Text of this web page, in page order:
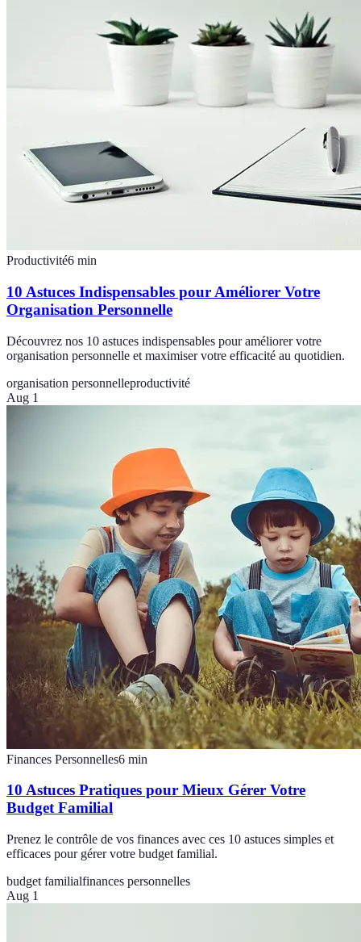
Productivité6 min
10 Astuces Indispensables pour Améliorer Votre
Organisation Personnelle
Découvrez nos 10 astuces indispensables pour améliorer votre
organisation personnelle et maximiser votre efficacité au quotidien.
organisation personnelleproductivité
Aug 1
Finances Personnelles6 min
10 Astuces Pratiques pour Mieux Gérer Votre
Budget Familial
Prenez le contrôle de vos finances avec ces 10 astuces simples et
efficaces pour gérer votre budget familial.
budget familialfinances personnelles
Aug 1